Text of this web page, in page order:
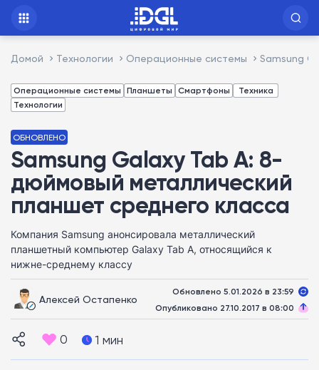
Домой Технологии Операционные системы Samsung
Операционные системы Планшеты Смартфоны
Техника
Технологии
ОБНОВЛЕНО
Samsung Galaxy Tab A: 8-
дюймовый металлический
планшет среднего класса
Компания Samsung анонсировала металлический
планшетный компьютер Galaxy Tab A, относящийся к
нижне-среднему классу
Алексей Остапенко
Обновлено 5.01.2026 в 23:59
Опубликовано 27.10.2017 в 08:00
0 1 мин